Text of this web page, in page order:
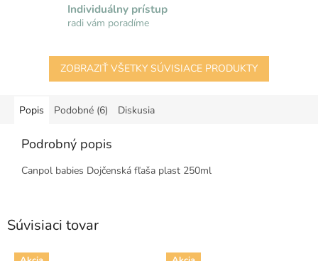
Individuálny prístup
radi vám poradíme
ZOBRAZIŤ VŠETKY SÚVISIACE PRODUKTY
Popis Podobné (6) Diskusia
Podrobný popis
Canpol babies Dojčenská fľaša plast 250ml
Súvisiaci tovar